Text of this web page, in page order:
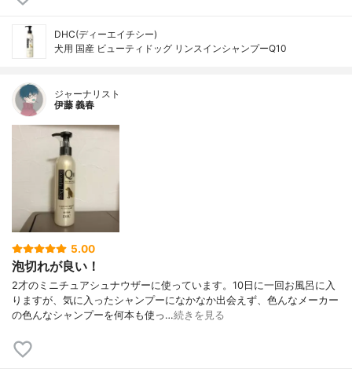
DHC(ディーエイチシー)
犬用 国産 ビューティドッグ リンスインシャンプーQ10
ジャーナリスト
伊藤 義春
5.00
泡切れが良い！
2才のミニチュアシュナウザーに使っています。10日に一回お風呂に入
りますが、気に入ったシャンプーになかなか出会えず、色んなメーカー
の色んなシャンプーを何本も使っ…続きを見る